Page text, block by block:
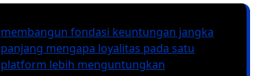
membangun fondasi keuntungan jangka
panjang mengapa loyalitas pada satu
platform lebih menguntungkan